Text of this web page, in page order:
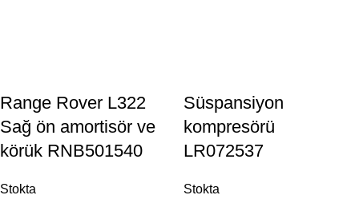
Range Rover L322
Sağ ön amortisör ve
körük RNB501540
Stokta
Süspansiyon
kompresörü
LR072537
Stokta